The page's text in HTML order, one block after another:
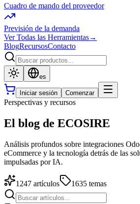
Cuadro de mando del proveedor
Previsión de la demanda
Ver Todas las Herramientas→
BlogRecursosContacto
es
Iniciar sesión Comenzar
Perspectivas y recursos
El blog de ECOSIRE
Análisis profundos sobre integraciones
eCommerce y la tecnología detrás de las
impulsadas por IA.
1247 artículos 1635 temas